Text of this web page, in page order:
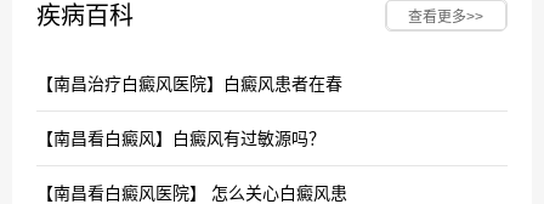
疾病百科 查看更多>>
【南昌治疗白癜风医院】白癜风患者在春
【南昌看白癜风】白癜风有过敏源吗？
【南昌看白癜风医院】 怎么关心白癜风患